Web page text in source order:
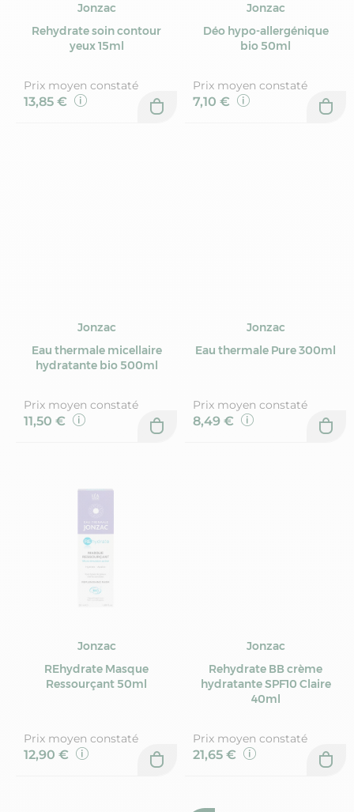
Jonzac
Rehydrate soin contour
yeux 15ml
Prix moyen constaté
13,85 €
Jonzac
Déo hypo-allergénique
bio 50ml
Prix moyen constaté
7,10 €
Jonzac
Eau thermale micellaire
hydratante bio 500ml
Prix moyen constaté
11,50 €
Jonzac
Eau thermale Pure 300ml
Prix moyen constaté
8,49 €
Jonzac
REhydrate Masque
Ressourçant 50ml
Prix moyen constaté
12,90 €
Jonzac
Rehydrate BB crème
hydratante SPF10 Claire
40ml
Prix moyen constaté
21,65 €